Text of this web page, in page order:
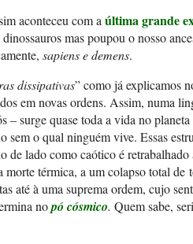
aconteceu com aúltima grande
mas poupou o nosso
sapiens e demens.
dissipativas” como já explicamos
em novas ordens. Assim, numa
– surge quase toda a vida no
sem o qual ninguém vive. Essas
de lado como caótico é retrabalhado
térmica, a um colapso total de
até à uma suprema ordem, cujo
nopó cósmico. Quem sabe,